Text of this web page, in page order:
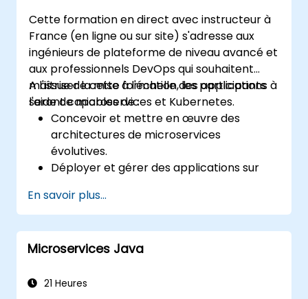
Cette formation en direct avec instructeur à
France (en ligne ou sur site) s'adresse aux
ingénieurs de plateforme de niveau avancé et
aux professionnels DevOps qui souhaitent
maîtriser la mise à l'échelle des applications à
l'aide de microservices et Kubernetes.
A l'issue de cette formation, les participants
seront capables de :
Concevoir et mettre en œuvre des
architectures de microservices
évolutives.
Déployer et gérer des applications sur
Utiliser les diagrammes Helm pour un
déploiement efficace des services.
Contrôler et maintenir la santé des
microservices en production.
matière de sécurité et de conformité
En savoir plus...
Microservices Java
21 Heures